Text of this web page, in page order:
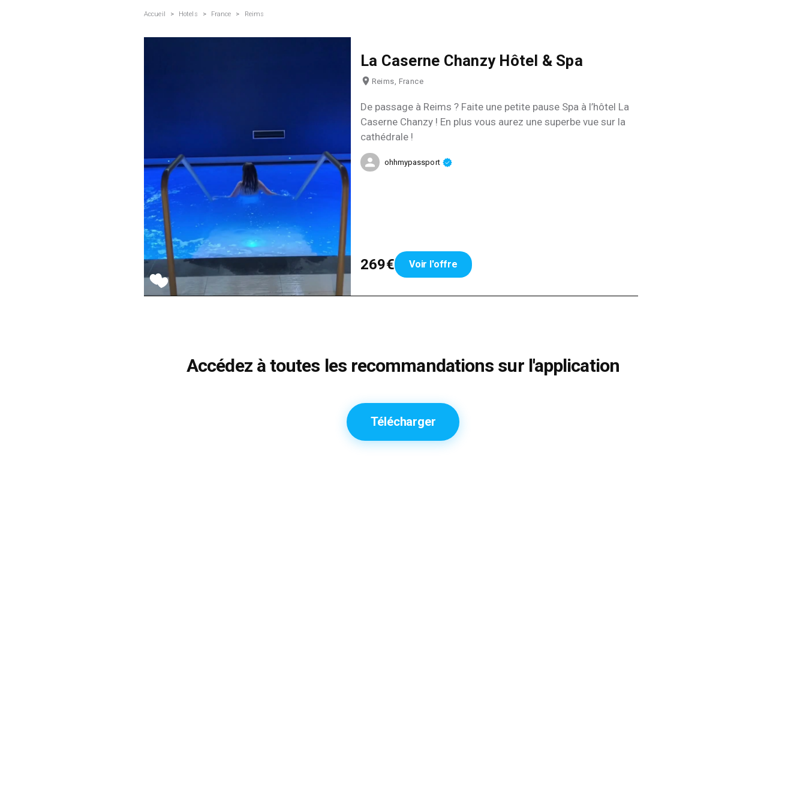
Accueil > Hotels > France > Reims
La Caserne Chanzy Hôtel & Spa
Reims, France
De passage à Reims ? Faite une petite pause Spa à l’hôtel La
Caserne Chanzy ! En plus vous aurez une superbe vue sur la
cathédrale !
ohhmypassport
269€ Voir l'offre
Accédez à toutes les recommandations sur l'application
Télécharger